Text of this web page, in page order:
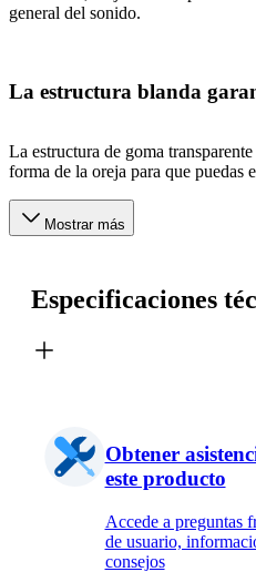
general del sonido.
La estructura blanda
La estructura de goma
forma de la oreja para que puedas
Mostrar más
Especificaciones
Obtener
este producto
Accede a preguntas
de usuario,
consejos